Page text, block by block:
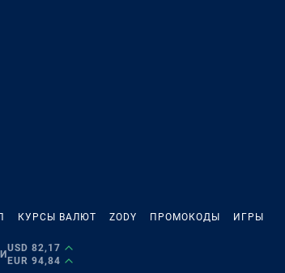
КУРСЫ ВАЛЮТ ZODY ПРОМОКОДЫ ИГРЫ
USD 82,17
EUR 94,84